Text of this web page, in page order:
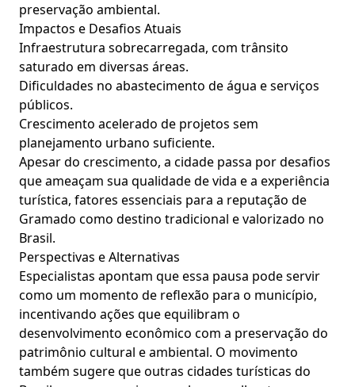
preservação ambiental.
Impactos e Desafios Atuais
Infraestrutura sobrecarregada, com trânsito
saturado em diversas áreas.
Dificuldades no abastecimento de água e serviços
públicos.
Crescimento acelerado de projetos sem
planejamento urbano suficiente.
Apesar do crescimento, a cidade passa por desafios
que ameaçam sua qualidade de vida e a experiência
turística, fatores essenciais para a reputação de
Gramado como destino tradicional e valorizado no
Brasil.
Perspectivas e Alternativas
Especialistas apontam que essa pausa pode servir
como um momento de reflexão para o município,
incentivando ações que equilibram o
desenvolvimento econômico com a preservação do
patrimônio cultural e ambiental. O movimento
também sugere que outras cidades turísticas do